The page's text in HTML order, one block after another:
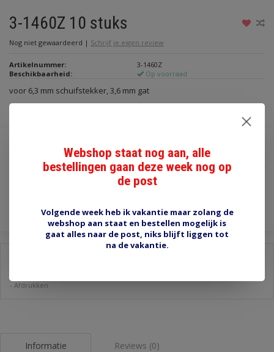
3-1460Z 10 stuks
Nog niet gewaardeerd | Schrijf je eigen review
Artikelnummer:
3-1460Z
Beschikbaarheid:
Op voorraad
voor 6,3 mm schuifstekker, 3,6 mm gat
Toevoegen aan winkelwagen
- Afdrukken
Informatie Reviews (0)
Webshop staat nog aan, alle
bestellingen gaan deze week nog op
de post
Volgende week heb ik vakantie maar zolang de
webshop aan staat en bestellen mogelijk is
gaat alles naar de post, niks blijft liggen tot
na de vakantie.